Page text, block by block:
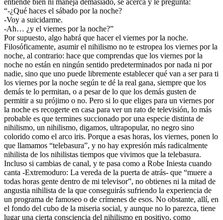
entiende bien ni maneja demasiado, se acerca y le pregunta:
“-¿Qué haces el sábado por la noche?
-Voy a suicidarme.
-Ah… ¿y el viernes por la noche?”
Por supuesto, algo habrá que hacer el viernes por la noche.
Filosóficamente, asumir el nihilismo no te estropea los viernes por la
noche, al contrario: hace que comprendas que los viernes por la
noche no están en ningún sentido predeterminados por nada ni por
nadie, sino que uno puede libremente establecer qué van a ser para ti
los viernes por la noche según te dé la real gana, siempre que los
demás te lo permitan, o a pesar de lo que los demás gusten de
permitir a su prójimo o no. Pero si lo que eliges para un viernes por
la noche es recogerte en casa para ver un rato de televisión, lo más
probable es que termines succionado por una especie distinta de
nihilismo, un nihilismo, digamos, ultrapopular, no negro sino
colorido como el arco iris. Porque a esas horas, los viernes, ponen lo
que llamamos “telebasura”, y no hay expresión más radicalmente
nihilista de los nihilistas tiempos que vivimos que la telebasura.
Incluso si cambias de canal, y te pasa como a Robe Iniesta cuando
canta -Extremoduro: La vereda de la puerta de atrás- que “muere a
todas horas gente dentro de mi televisor”, no obtienes ni la mitad de
angustia nihilista de la que conseguirás sufriendo la experiencia de
un programa de famoseo o de crímenes de esos. No obstante, allí, en
el fondo del cubo de la miseria social, y aunque no lo parezca, tiene
lugar una cierta consciencia del nihilismo en positivo, como